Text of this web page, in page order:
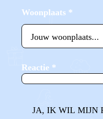
Woonplaats *
Reactie *
JA, IK WIL MIJN